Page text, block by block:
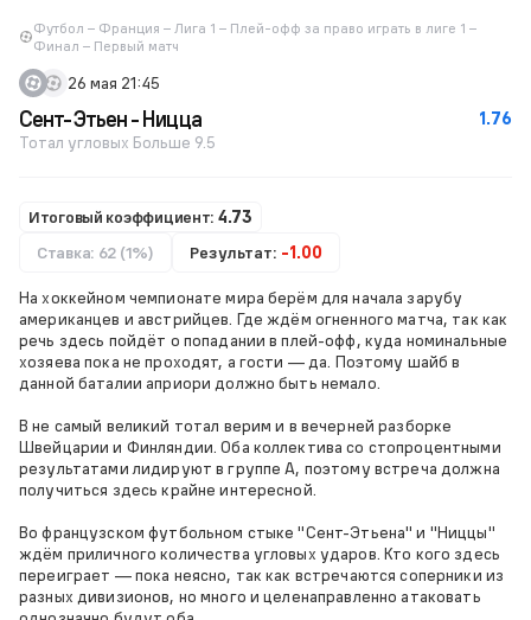
Футбол – Франция – Лига 1 – Плей-офф за право играть в лиге 1 –
Финал – Первый матч
26 мая 21:45
1.76
Сент-Этьен - Ницца
Тотал угловых Больше 9.5
Итоговый коэффициент: 4.73
Ставка: 62 (1%)
Результат: -1.00
На хоккейном чемпионате мира берём для начала зарубу
американцев и австрийцев. Где ждём огненного матча, так как
речь здесь пойдёт о попадании в плей-офф, куда номинальные
хозяева пока не проходят, а гости — да. Поэтому шайб в
данной баталии априори должно быть немало.
В не самый великий тотал верим и в вечерней разборке
Швейцарии и Финляндии. Оба коллектива со стопроцентными
результатами лидируют в группе А, поэтому встреча должна
получиться здесь крайне интересной.
Во французском футбольном стыке "Сент-Этьена" и "Ниццы"
ждём приличного количества угловых ударов. Кто кого здесь
переиграет — пока неясно, так как встречаются соперники из
разных дивизионов, но много и целенаправленно атаковать